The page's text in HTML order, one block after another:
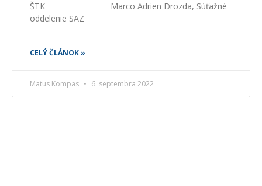
ŠTK Marco Adrien Drozda, Súťažné
oddelenie SAZ
CELÝ ČLÁNOK »
Matus Kompas 6. septembra 2022